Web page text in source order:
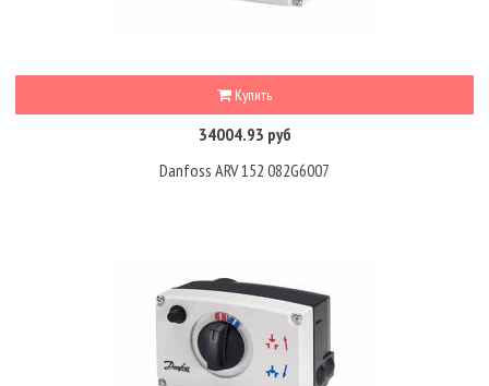
Купить
34004.93 руб
Danfoss ARV 152 082G6007